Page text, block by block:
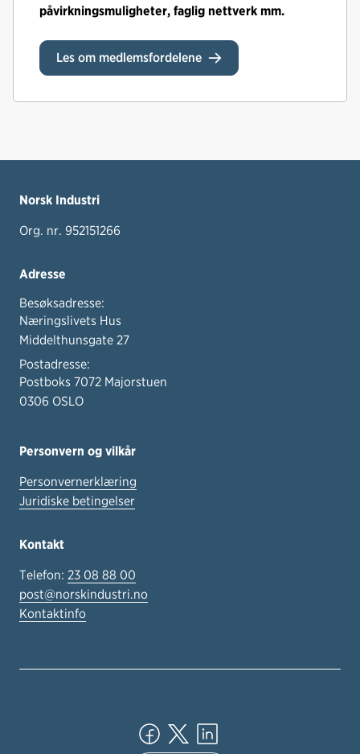
påvirkningsmuligheter, faglig nettverk mm.
Les om medlemsfordelene
Norsk Industri
Org. nr. 952151266
Adresse
Besøksadresse:
Næringslivets Hus
Middelthunsgate 27
Postadresse:
Postboks 7072 Majorstuen
0306 OSLO
Personvern og vilkår
Personvernerklæring
Juridiske betingelser
Kontakt
Telefon: 23 08 88 00
post@norskindustri.no
Kontaktinfo